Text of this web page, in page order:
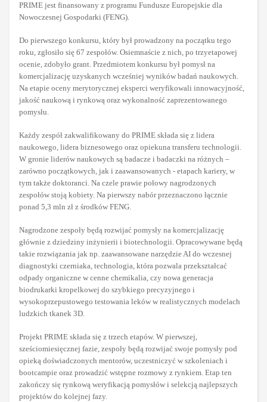
PRIME jest finansowany z programu Fundusze Europejskie dla
Nowoczesnej Gospodarki (FENG).
Do pierwszego konkursu, który był prowadzony na początku tego
roku, zgłosiło się 67 zespołów. Osiemnaście z nich, po trzyetapowej
ocenie, zdobyło grant. Przedmiotem konkursu był pomysł na
komercjalizację uzyskanych wcześniej wyników badań naukowych.
Na etapie oceny merytorycznej eksperci weryfikowali innowacyjność,
jakość naukową i rynkową oraz wykonalność zaprezentowanego
pomysłu.
Każdy zespół zakwalifikowany do PRIME składa się z lidera
naukowego, lidera biznesowego oraz opiekuna transferu technologii.
W gronie liderów naukowych są badacze i badaczki na różnych –
zarówno początkowych, jak i zaawansowanych - etapach kariery, w
tym także doktoranci. Na czele prawie połowy nagrodzonych
zespołów stoją kobiety. Na pierwszy nabór przeznaczono łącznie
ponad 5,3 mln zł z środków FENG.
Nagrodzone zespoły będą rozwijać pomysły na komercjalizację
głównie z dziedziny inżynierii i biotechnologii. Opracowywane będą
takie rozwiązania jak np. zaawansowane narzędzie AI do wczesnej
diagnostyki czerniaka, technologia, która pozwala przekształcać
odpady organiczne w cenne chemikalia, czy nowa generacja
biodrukarki kropelkowej do szybkiego precyzyjnego i
wysokoprzepustowego testowania leków w realistycznych modelach
ludzkich tkanek 3D.
Projekt PRIME składa się z trzech etapów. W pierwszej,
sześciomiesięcznej fazie, zespoły będą rozwijać swoje pomysły pod
opieką doświadczonych mentorów, uczestniczyć w szkoleniach i
bootcampie oraz prowadzić wstępne rozmowy z rynkiem. Etap ten
zakończy się rynkową weryfikacją pomysłów i selekcją najlepszych
projektów do kolejnej fazy.